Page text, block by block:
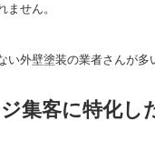
ません。
い外壁塗装の業者さんが多
集客に特化し